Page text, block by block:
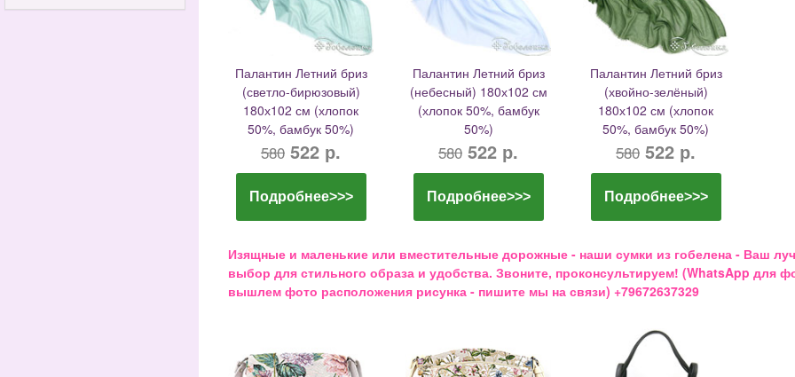
Палантин Летний бриз
(светло-бирюзовый)
180х102 см (хлопок
50%, бамбук 50%)
580 522 р.
Подробнее>>>
Палантин Летний бриз
(небесный) 180х102 см
(хлопок 50%, бамбук
50%)
580 522 р.
Подробнее>>>
Палантин Летний бриз
(хвойно-зелёный)
180х102 см (хлопок
50%, бамбук 50%)
580 522 р.
Подробнее>>>
Изящные и маленькие или вместительные дорожные - наши сумки из гобелена - Ваш
выбор для стильного образа и удобства. Звоните, проконсультируем! (WhatsApp для
вышлем фото расположения рисунка - пишите мы на связи) +79672637329